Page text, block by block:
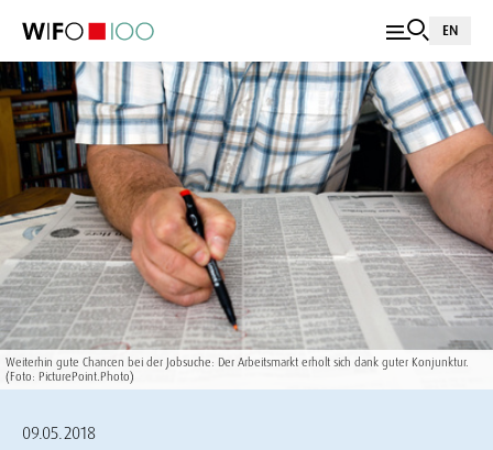
EN
Weiterhin gute Chancen bei der Jobsuche: Der Arbeitsmarkt erholt sich dank guter Konjunktur.
(Foto: PicturePoint.Photo)
09.05.2018